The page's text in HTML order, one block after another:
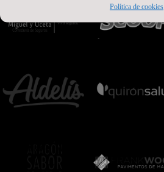
Política de cookies